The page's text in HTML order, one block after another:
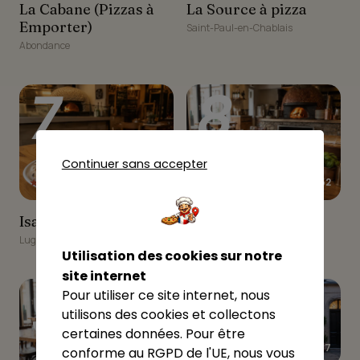
La Cabane (Pizzas à
Emporter)
La Cabane (Pizzas à
Emporter)
Abondance
La Source à pizza
La Source à pizza
Saint-Paul-en-Chablais
Isa Pizzas
7
★★★★★
Isa Pizzas
Lugrin
Le Petit Midi
8
3.52
Le Petit Midi
9 10
★★★★☆ 3.97
Continuer sans accepter
Utilisation des cookies sur notre
site internet
Pour utiliser ce site internet, nous
utilisons des cookies et collectons
certaines données. Pour être
conforme au RGPD de l'UE, nous vous